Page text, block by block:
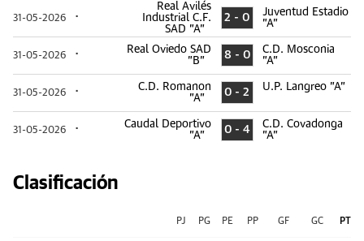
31-05-2026
Real Avilés
Industrial C.F.
SAD "A"
2 - 0
Juventud Estadio
"A"
31-05-2026
Real Oviedo SAD
"B"
8 - 0
C.D. Mosconia
"A"
31-05-2026
C.D. Romanon
"A"
0 - 2 U.P. Langreo "A"
31-05-2026
Caudal Deportivo
"A"
0 - 4
C.D. Covadonga
"A"
Clasificación
PJ PG PE PP GF GC PT